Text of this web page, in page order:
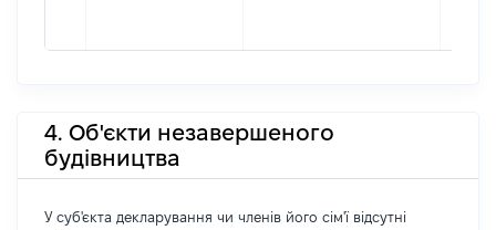
4. Об'єкти незавершеного
будівництва
У суб'єкта декларування чи членів його сім'ї відсутні